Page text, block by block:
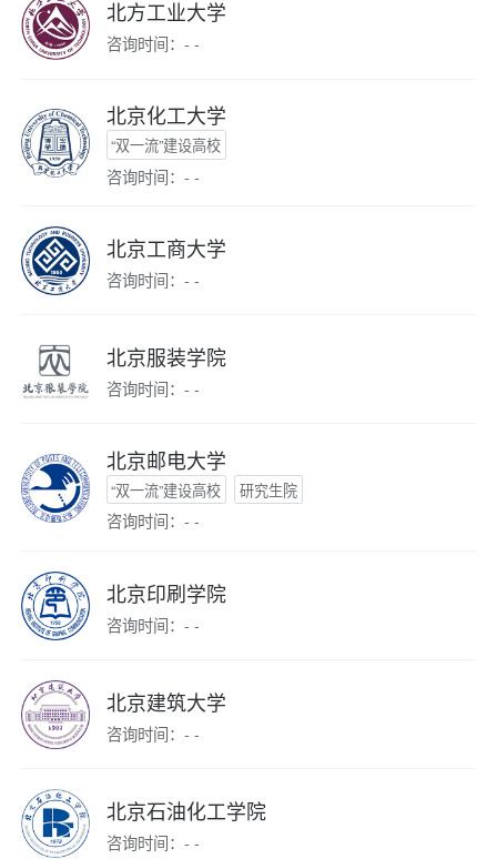
北方工业大学
咨询时间：- -
北京化工大学
“双一流”建设高校
咨询时间：- -
北京工商大学
咨询时间：- -
北京服装学院
咨询时间：- -
北京邮电大学
“双一流”建设高校 研究生院
咨询时间：- -
北京印刷学院
咨询时间：- -
北京建筑大学
咨询时间：- -
北京石油化工学院
咨询时间：- -